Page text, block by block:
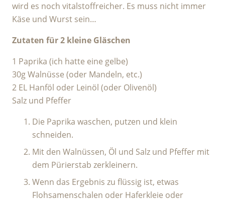
wird es noch vitalstoffreicher. Es muss nicht immer
Käse und Wurst sein…
Zutaten für 2 kleine Gläschen
1 Paprika (ich hatte eine gelbe)
30g Walnüsse (oder Mandeln, etc.)
2 EL Hanföl oder Leinöl (oder Olivenöl)
Salz und Pfeffer
Die Paprika waschen, putzen und klein
schneiden.
Mit den Walnüssen, Öl und Salz und Pfeffer mit
dem Pürierstab zerkleinern.
Wenn das Ergebnis zu flüssig ist, etwas
Flohsamenschalen oder Haferkleie oder